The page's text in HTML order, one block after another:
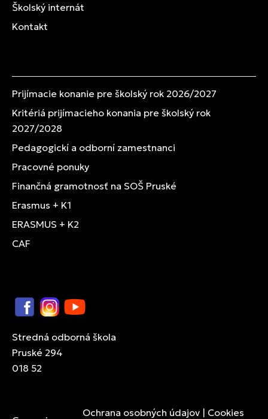
Školský internát
Kontakt
Prijímacie konanie pre školský rok 2026/2027
Kritériá prijímacieho konania pre školský rok
2027/2028
Pedagogickí a odborní zamestnanci
Pracovné ponuky
Finančná gramotnosť na SOŠ Pruské
Erasmus + K1
ERASMUS + K2
CAF
FacebookInstagram
YouTube
Stredná odborná škola
Pruské 294
018 52
Ochrana osobných údajov | Cookies